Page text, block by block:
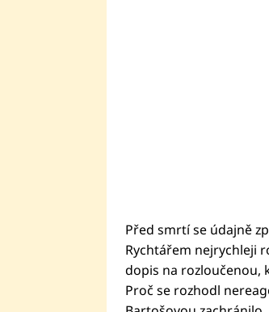
Před smrtí se údajně
Rychtářem nejrychleji
dopis na rozloučenou,
Proč se rozhodl